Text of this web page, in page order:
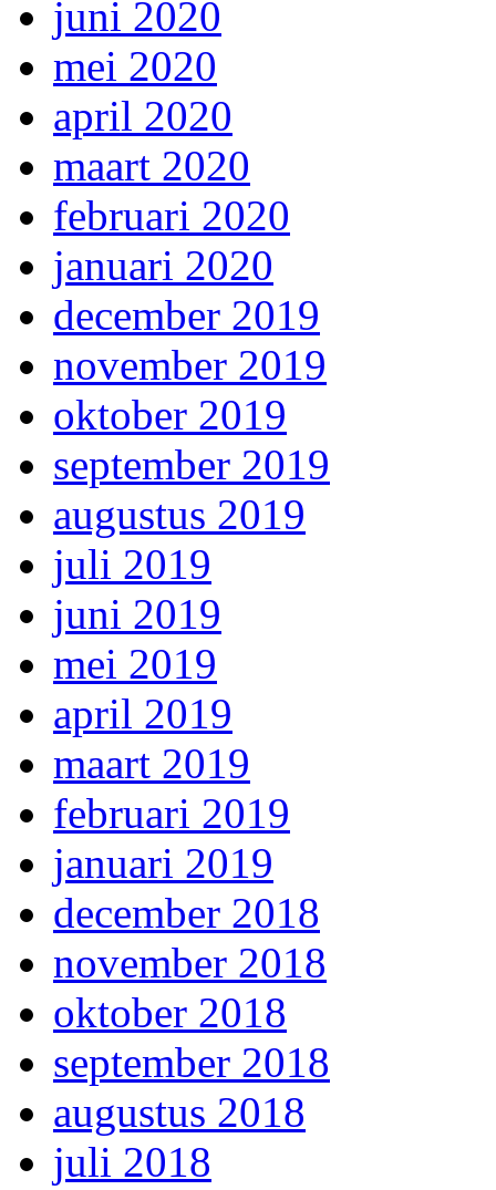
juni 2020
mei 2020
april 2020
maart 2020
februari 2020
januari 2020
december 2019
november 2019
oktober 2019
september 2019
augustus 2019
juli 2019
juni 2019
mei 2019
april 2019
maart 2019
februari 2019
januari 2019
december 2018
november 2018
oktober 2018
september 2018
augustus 2018
juli 2018